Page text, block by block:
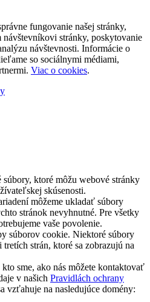
fungovanie našej stránky,
návštevníkovi stránky, poskytovanie
návštevnosti. Informácie o
so sociálnymi médiami,
Viac o cookies.
ktoré môžu webové stránky
skúsenosti.
môžeme ukladať súbory
stránok nevyhnutné. Pre všetky
vaše povolenie.
súborov cookie. Niektoré súbory
strán, ktoré sa zobrazujú na
sme, ako nás môžete kontaktovať
v našich Pravidlách ochrany
vzťahuje na nasledujúce domény: